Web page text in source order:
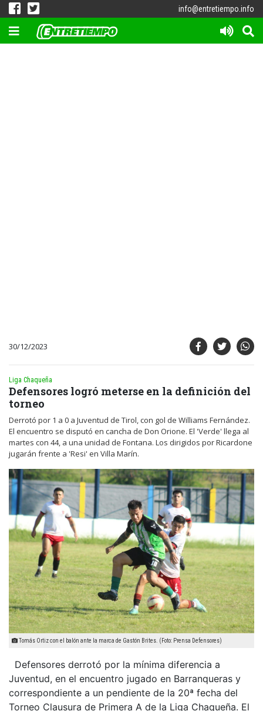
info@entretiempo.info
30/12/2023
Liga Chaqueña
Defensores logró meterse en la definición del
torneo
Derrotó por 1 a 0 a Juventud de Tirol, con gol de Williams Fernández.
El encuentro se disputó en cancha de Don Orione. El 'Verde' llega al
martes con 44, a una unidad de Fontana. Los dirigidos por Ricardone
jugarán frente a 'Resi' en Villa Marín.
Tomás Ortiz con el balón ante la marca de Gastón Brites. (Foto: Prensa Defensores)
Defensores derrotó por la mínima diferencia a
Juventud, en el encuentro jugado en Barranqueras y
correspondiente a un pendiente de la 20ª fecha del
Torneo Clausura de Primera A de la Liga Chaqueña. El